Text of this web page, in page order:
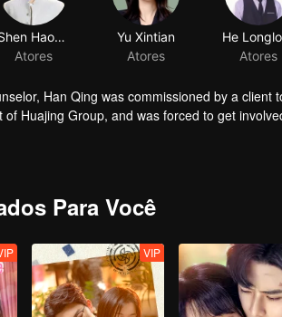
Shen Haonan
Atores
Yu Xintian
Atores
Han Qing was commissioned by a
of Huajing Group, and was forced to get
and then helped each other to finally find
Para Você
VIP